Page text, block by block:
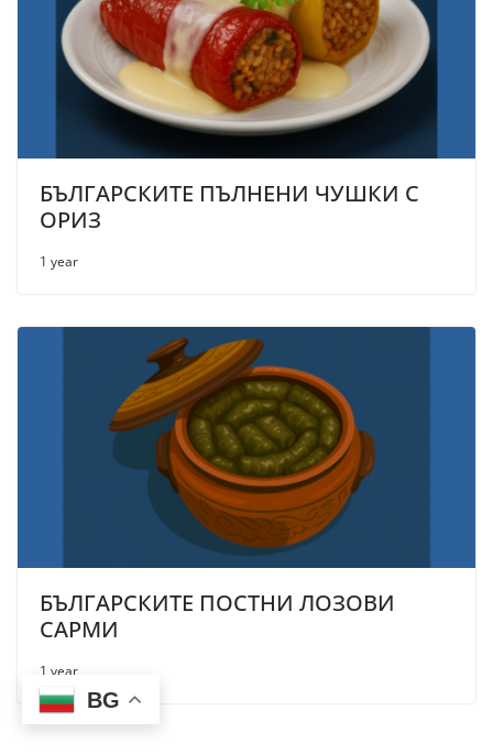
БЪЛГАРСКИТЕ ПЪЛНЕНИ ЧУШКИ С
ОРИЗ
1 year
БЪЛГАРСКИТЕ ПОСТНИ ЛОЗОВИ
САРМИ
1 year
BG